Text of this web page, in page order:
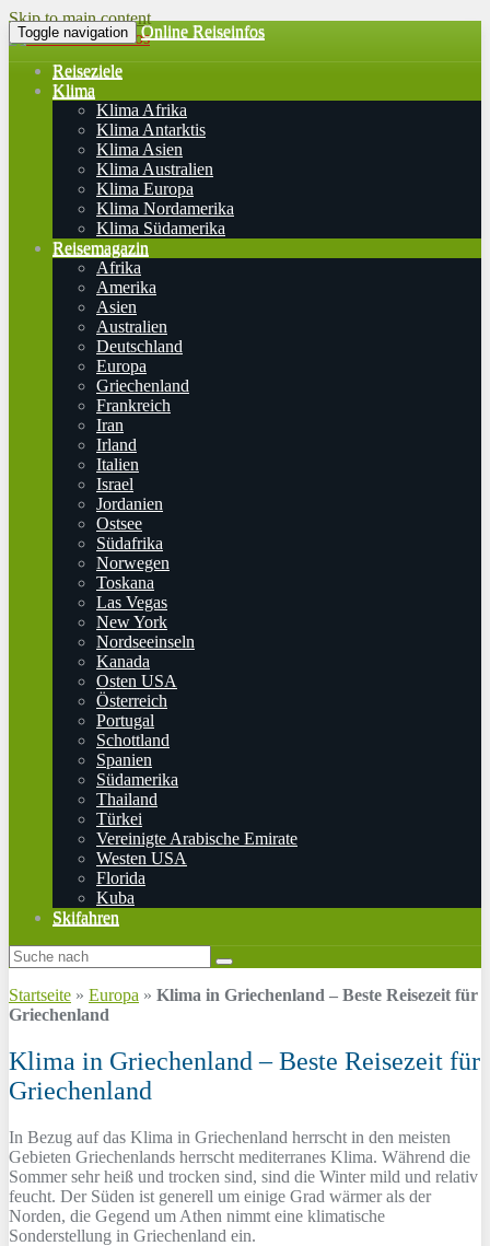
Skip to main content
Toggle navigation Online Reiseinfos
Reiseziele
Klima
Klima Afrika
Klima Antarktis
Klima Asien
Klima Australien
Klima Europa
Klima Nordamerika
Klima Südamerika
Reisemagazin
Afrika
Amerika
Asien
Australien
Deutschland
Europa
Griechenland
Frankreich
Iran
Irland
Italien
Israel
Jordanien
Ostsee
Südafrika
Norwegen
Toskana
Las Vegas
New York
Nordseeinseln
Kanada
Osten USA
Österreich
Portugal
Schottland
Spanien
Südamerika
Thailand
Türkei
Vereinigte Arabische Emirate
Westen USA
Florida
Kuba
Skifahren
Startseite » Europa » Klima in Griechenland – Beste Reisezeit für
Griechenland
Klima in Griechenland – Beste Reisezeit für
Griechenland
In Bezug auf das Klima in Griechenland herrscht in den meisten
Gebieten Griechenlands herrscht mediterranes Klima. Während die
Sommer sehr heiß und trocken sind, sind die Winter mild und relativ
feucht. Der Süden ist generell um einige Grad wärmer als der
Norden, die Gegend um Athen nimmt eine klimatische
Sonderstellung in Griechenland ein.